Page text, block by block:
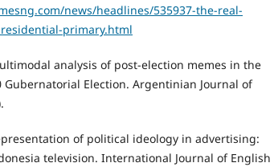
news/headlines/535937-the-real-
primary.html
analysis of post-election memes in the
Gubernatorial Election. Argentinian Journal of
of political ideology in advertising:
television. International Journal of English